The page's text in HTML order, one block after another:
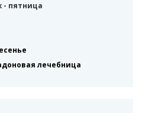
- пятница
лечебница